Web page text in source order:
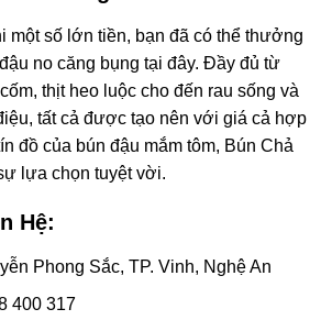
một số lớn tiền, bạn đã có thể thưởng
no căng bụng tại đây. Đầy đủ từ
thịt heo luộc cho đến rau sống và
tất cả được tạo nên với giá cả hợp
đồ của bún đậu mắm tôm, Bún Chả
lựa chọn tuyệt vời.
Hệ:
Phong Sắc, TP. Vinh, Nghệ An
400 317